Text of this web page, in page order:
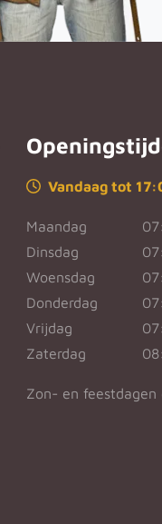
Vandaag tot
Maandag
Dinsdag
Woensdag
Donderdag
Vrijdag
Zaterdag
Zon- en feestdagen